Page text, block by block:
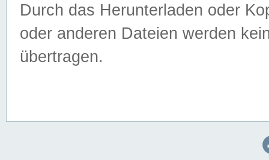
Durch das Herunterladen oder
oder anderen Dateien werden
übertragen.